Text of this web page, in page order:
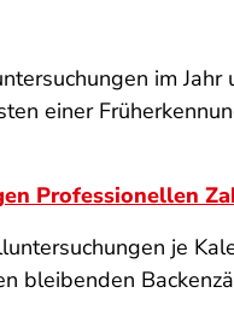
im
einer
Professionellen
je
bleibenden